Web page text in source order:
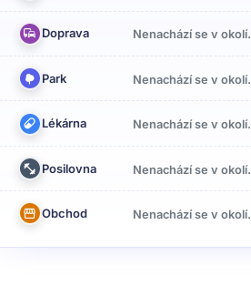
Doprava Nenachází se v okolí.
Park Nenachází se v okolí.
Lékárna Nenachází se v okolí.
Posilovna Nenachází se v okolí.
Obchod Nenachází se v okolí.